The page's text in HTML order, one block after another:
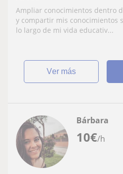
Ampliar conocimientos dentro
y compartir mis conocimientos
lo largo de mi vida educativ...
ver más
10€/h
Bárbara